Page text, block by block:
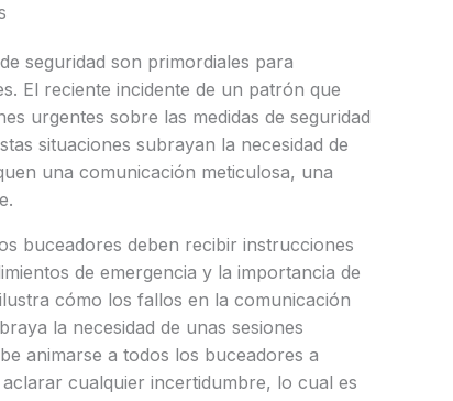
seguridad son primordiales para
El reciente incidente de un patrón que
urgentes sobre las medidas de seguridad
situaciones subrayan la necesidad de
una comunicación meticulosa, una
buceadores deben recibir instrucciones
de emergencia y la importancia de
cómo los fallos en la comunicación
la necesidad de unas sesiones
animarse a todos los buceadores a
cualquier incertidumbre, lo cual es